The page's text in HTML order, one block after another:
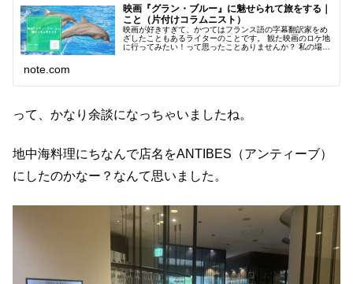
映画『グラン・ブルー』に魅せられて旅をする｜
こと（片付けコラムニスト）
映画が好きすぎて、かつてはフランス語の字幕翻訳家をめ
ざしたこともあるライターのことです。 観た映画のロケ地
に行ってみたい！って思ったことありませんか？ 私の場
note.com
って、かなり余談になっちゃいましたね。
地中海料理にちなんで店名をANTIBES（アンティーブ）
にしたのかなー？なんて思いました。